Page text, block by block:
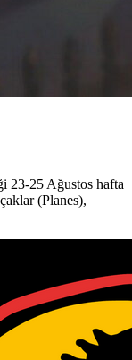
23-25 Ağustos hafta
(Planes),